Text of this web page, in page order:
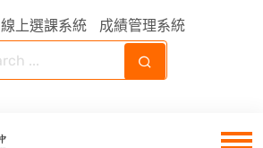
線上選課系統 成績管理系統